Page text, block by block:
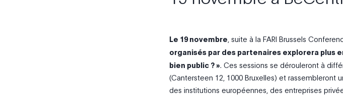
Le 19 novembre, suite à la FARI Brussels
organisés par des partenaires explorera plus
bien public ? ». Ces sessions se dérouleront à
(Cantersteen 12, 1000 Bruxelles) et rassembleront
des institutions européennes, des entreprises